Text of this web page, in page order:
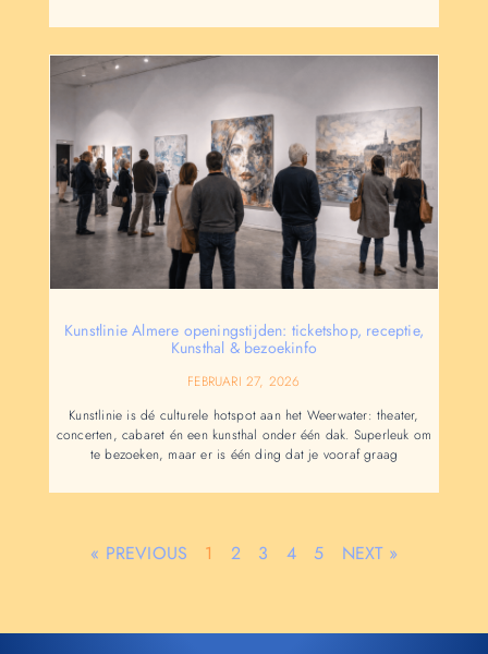
Kunstlinie Almere openingstijden: ticketshop, receptie,
Kunsthal & bezoekinfo
FEBRUARI 27, 2026
Kunstlinie is dé culturele hotspot aan het Weerwater: theater,
concerten, cabaret én een kunsthal onder één dak. Superleuk om
te bezoeken, maar er is één ding dat je vooraf graag
« PREVIOUS 1 2 3 4 5 NEXT »